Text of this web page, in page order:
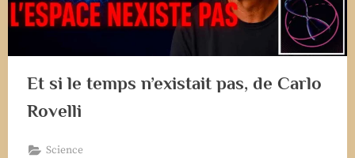
Et si le temps n’existait pas, de Carlo
Rovelli
Science